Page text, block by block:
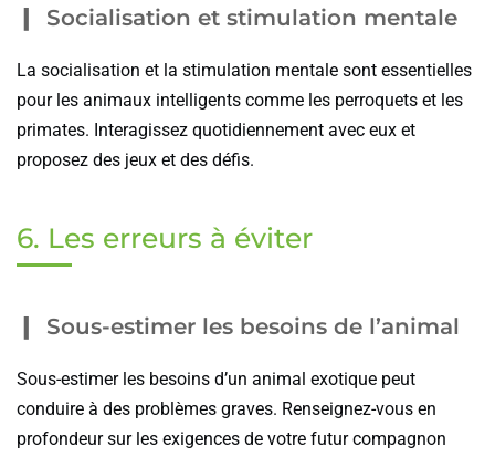
Socialisation et stimulation mentale
La socialisation et la stimulation mentale sont essentielles
pour les animaux intelligents comme les perroquets et les
primates. Interagissez quotidiennement avec eux et
proposez des jeux et des défis.
6. Les erreurs à éviter
Sous-estimer les besoins de l’animal
Sous-estimer les besoins d’un animal exotique peut
conduire à des problèmes graves. Renseignez-vous en
profondeur sur les exigences de votre futur compagnon